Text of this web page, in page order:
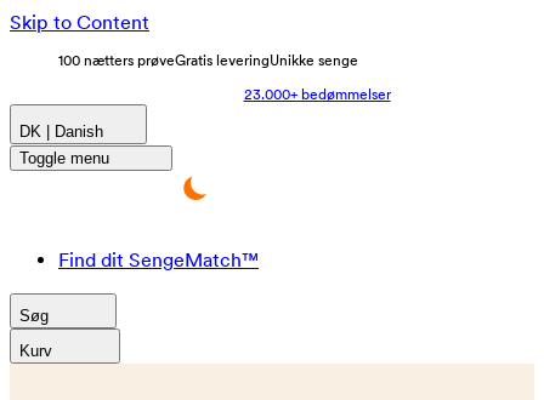
Skip to Content
100 nætters prøveGratis leveringUnikke senge
23.000+ bedømmelser
DK | Danish
Toggle menu
Find dit SengeMatch™
Søg
Kurv